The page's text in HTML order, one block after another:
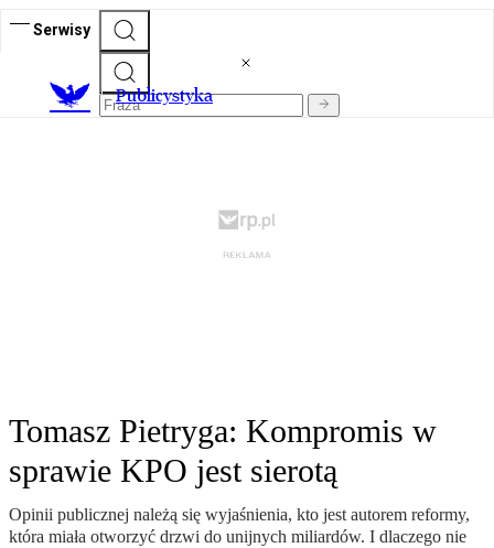
Serwisy
Publicystyka
Tomasz Pietryga: Kompromis w
sprawie KPO jest sierotą
Opinii publicznej należą się wyjaśnienia, kto jest autorem reformy,
która miała otworzyć drzwi do unijnych miliardów. I dlaczego nie